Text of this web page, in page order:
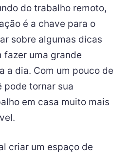
do trabalho remoto,
é a chave para o
sobre algumas dicas
fazer uma grande
a dia. Com um pouco de
pode tornar sua
em casa muito mais
criar um espaço de